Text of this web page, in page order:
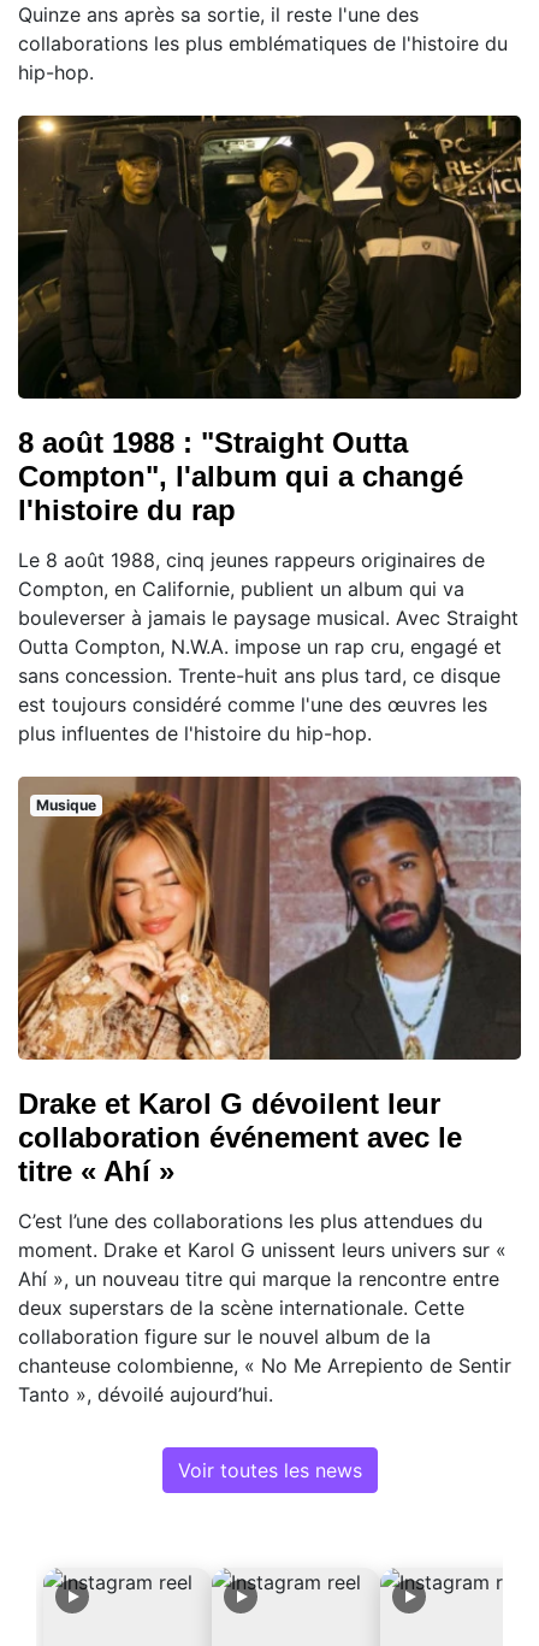
Quinze ans après sa sortie, il reste l'une des
collaborations les plus emblématiques de l'histoire du
hip-hop.
8 août 1988 : "Straight Outta
Compton", l'album qui a changé
l'histoire du rap
Le 8 août 1988, cinq jeunes rappeurs originaires de
Compton, en Californie, publient un album qui va
bouleverser à jamais le paysage musical. Avec Straight
Outta Compton, N.W.A. impose un rap cru, engagé et
sans concession. Trente-huit ans plus tard, ce disque
est toujours considéré comme l'une des œuvres les
plus influentes de l'histoire du hip-hop.
Musique
Drake et Karol G dévoilent leur
collaboration événement avec le
titre « Ahí »
C’est l’une des collaborations les plus attendues du
moment. Drake et Karol G unissent leurs univers sur «
Ahí », un nouveau titre qui marque la rencontre entre
deux superstars de la scène internationale. Cette
collaboration figure sur le nouvel album de la
chanteuse colombienne, « No Me Arrepiento de Sentir
Tanto », dévoilé aujourd’hui.
Voir toutes les news